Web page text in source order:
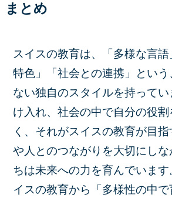
まとめ
スイスの教育は、「多様な言
特色」「社会との連携」とい
ない独自のスタイルを持って
け入れ、社会の中で自分の役
く、それがスイスの教育が目
や人とのつながりを大切にし
ちは未来への力を育んでいます
イスの教育から「多様性の中